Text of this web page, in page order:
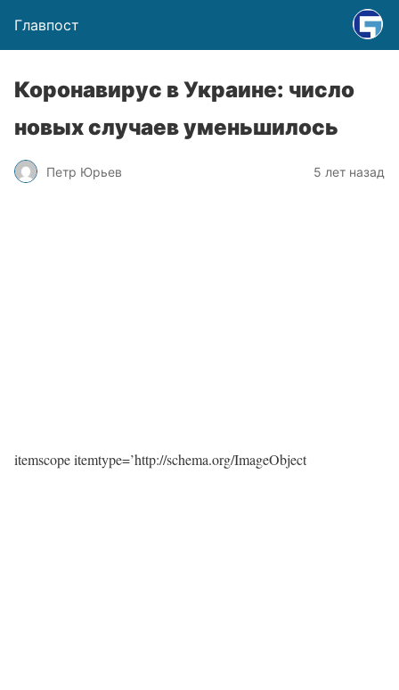
Главпост
Коронавирус в Украине: число
новых случаев уменьшилось
Петр Юрьев 5 лет назад
itemscope itemtype=’http://schema.org/ImageObject